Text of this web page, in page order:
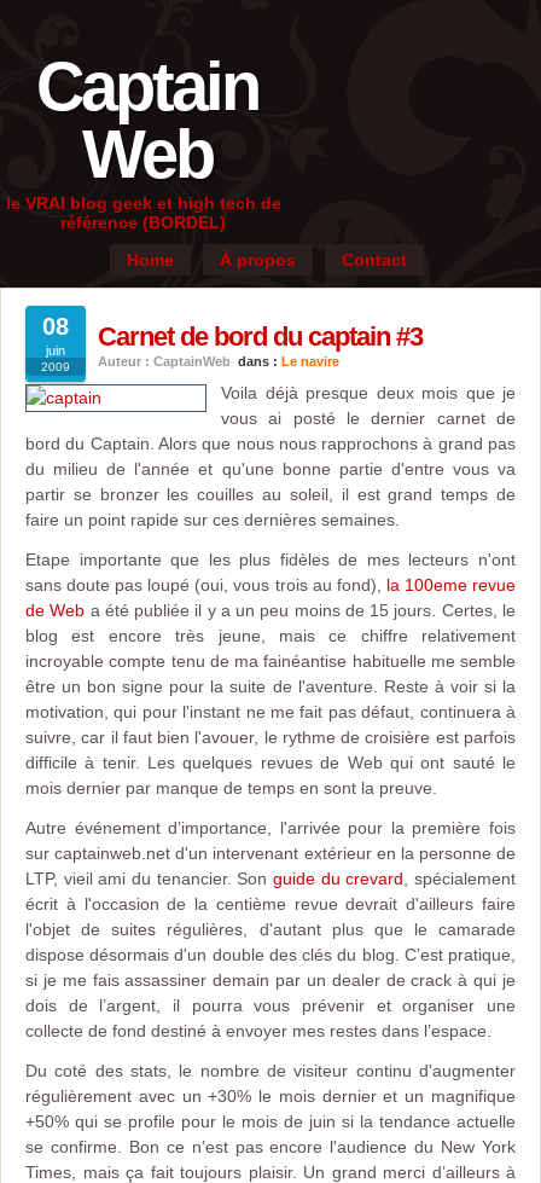
Captain
Web
le VRAI blog geek et high tech de
référence (BORDEL)
Home
À propos Contact
08
juin
2009
Carnet de bord du captain #3
Auteur : CaptainWeb dans : Le navire
Voila déjà presque deux mois que je
vous ai posté le dernier carnet de
bord du Captain. Alors que nous nous rapprochons à grand pas
du milieu de l'année et qu'une bonne partie d'entre vous va
partir se bronzer les couilles au soleil, il est grand temps de
faire un point rapide sur ces dernières semaines.
Etape importante que les plus fidèles de mes lecteurs n'ont
sans doute pas loupé (oui, vous trois au fond), la 100eme revue
de Web a été publiée il y a un peu moins de 15 jours. Certes, le
blog est encore très jeune, mais ce chiffre relativement
incroyable compte tenu de ma fainéantise habituelle me semble
être un bon signe pour la suite de l'aventure. Reste à voir si la
motivation, qui pour l'instant ne me fait pas défaut, continuera à
suivre, car il faut bien l'avouer, le rythme de croisière est parfois
difficile à tenir. Les quelques revues de Web qui ont sauté le
mois dernier par manque de temps en sont la preuve.
Autre événement d’importance, l'arrivée pour la première fois
sur captainweb.net d'un intervenant extérieur en la personne de
LTP, vieil ami du tenancier. Son guide du crevard , spécialement
écrit à l'occasion de la centième revue devrait d'ailleurs faire
l'objet de suites régulières, d'autant plus que le camarade
dispose désormais d'un double des clés du blog. C’est pratique,
si je me fais assassiner demain par un dealer de crack à qui je
dois de l’argent, il pourra vous prévenir et organiser une
collecte de fond destiné à envoyer mes restes dans l’espace.
Du coté des stats, le nombre de visiteur continu d'augmenter
régulièrement avec un +30% le mois dernier et un magnifique
+50% qui se profile pour le mois de juin si la tendance actuelle
se confirme. Bon ce n’est pas encore l'audience du New York
Times, mais ça fait toujours plaisir. Un grand merci d’ailleurs à